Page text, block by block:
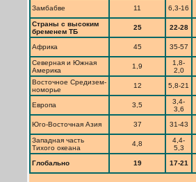
Замбабве 11 6,3-16
Страны с высоким
бременем ТБ
25 22-28
Африка 45 35-57
Северная и Южная
Америка
1,9
1,8-
2,0
Восточное Средизем-
номорье
12 5,8-21
Европа 3,5
3,4-
3,6
Юго-Восточная Азия
37 31-43
Западная часть
Тихого океана
4,8
4,4-
5,3
Глобально
19 17-21